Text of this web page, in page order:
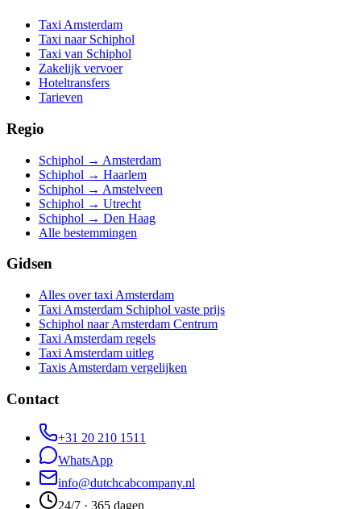
Taxi Amsterdam
Taxi naar Schiphol
Taxi van Schiphol
Zakelijk vervoer
Hoteltransfers
Tarieven
Regio
Schiphol → Amsterdam
Schiphol → Haarlem
Schiphol → Amstelveen
Schiphol → Utrecht
Schiphol → Den Haag
Alle bestemmingen
Gidsen
Alles over taxi Amsterdam
Taxi Amsterdam Schiphol vaste prijs
Schiphol naar Amsterdam Centrum
Taxi Amsterdam regels
Taxi Amsterdam uitleg
Taxis Amsterdam vergelijken
Contact
+31 20 210 1511
WhatsApp
info@dutchcabcompany.nl
24/7 · 365 dagen